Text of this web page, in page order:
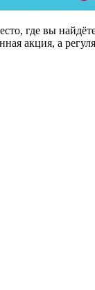
где вы
акция, а